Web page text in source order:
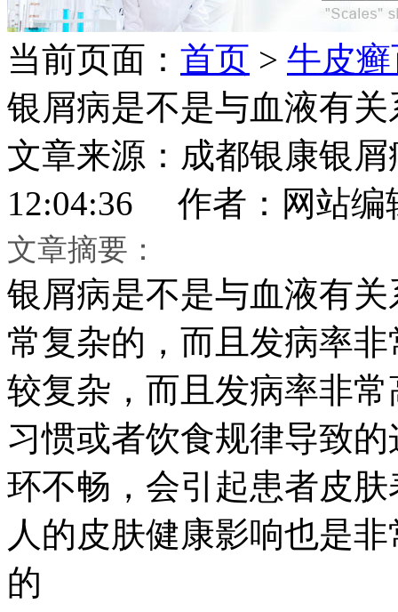
当前页面： 首页 > 牛皮
银屑病是不是与血液有关
文章来源：成都银康银
12:04:36 作者：网站编
文章摘要：
银屑病是不是与血液有
常复杂的，而且发病率
较复杂，而且发病率非
习惯或者饮食规律导致
环不畅，会引起患者皮
人的皮肤健康影响也是
的